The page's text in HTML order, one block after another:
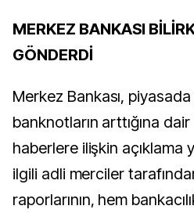
MERKEZ BANKASI
GÖNDERDİ
Merkez Bankası,
banknotların arttığına
haberlere ilişkin açıklama
ilgili adli merciler
raporlarının, hem